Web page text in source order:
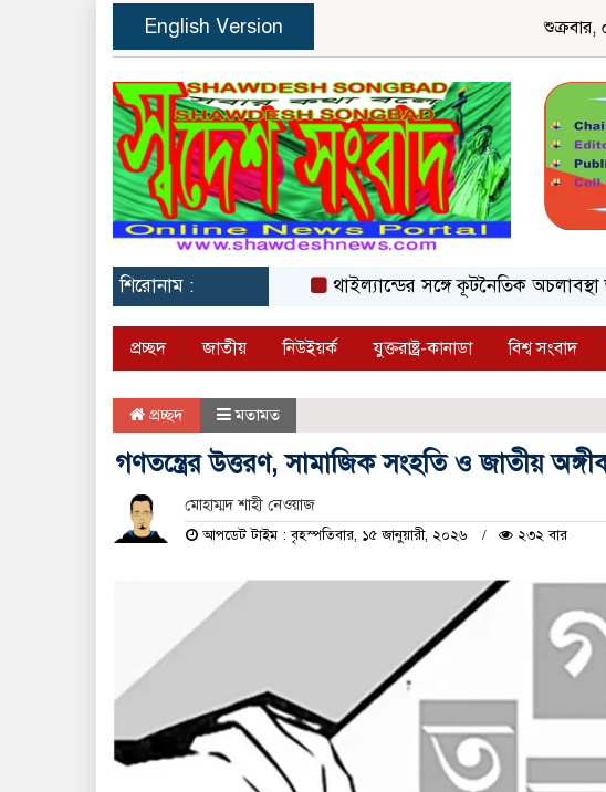
English Version শুক্রবার,
শিরোনাম : থাইল্যান্ডের সঙ্গে কূটনৈতিক অচলাবস্থা
প্রচ্ছদ জাতীয় নিউইয়র্ক যুক্তরাষ্ট্র-কানাডা বিশ্ব সংবাদ
প্রচ্ছদ মতামত
গণতন্ত্রের উত্তরণ, সামাজিক সংহতি ও জাতীয়
মোহাম্মদ শাহী নেওয়াজ
আপডেট টাইম : বৃহস্পতিবার, ১৫ জানুয়ারী, ২০২৬ ২৩২ বার